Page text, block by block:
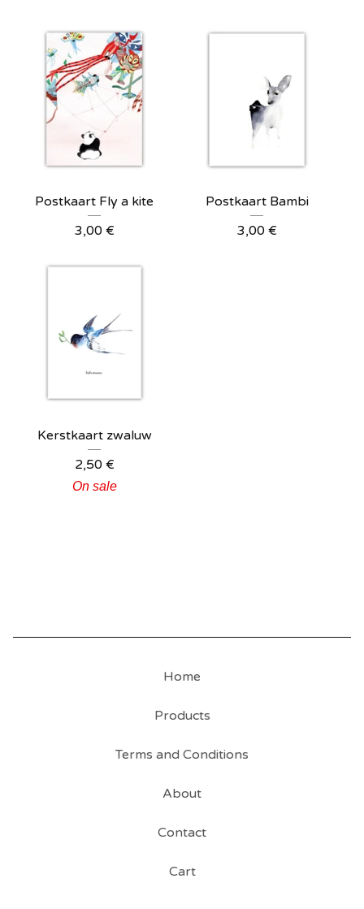
Postkaart Fly a kite
3,00 €
Postkaart Bambi
3,00 €
Kerstkaart zwaluw
2,50 €
On sale
Home
Products
Terms and Conditions
About
Contact
Cart